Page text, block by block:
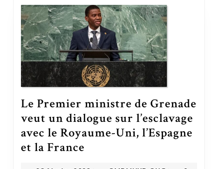
Le Premier ministre de Grenade
veut un dialogue sur l’esclavage
avec le Royaume-Uni, l’Espagne
et la France